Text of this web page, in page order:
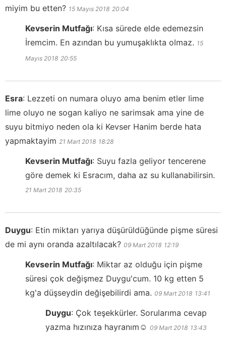
miyim bu etten? 15 Mayıs 2018 20:04
Kevserin Mutfağı: Kısa sürede elde edemezsin
İremcim. En azından bu yumuşaklıkta olmaz. 15
Mayıs 2018 20:55
Esra: Lezzeti on numara oluyo ama benim etler lime
lime oluyo ne sogan kaliyo ne sarimsak ama yine de
suyu bitmiyo neden ola ki Kevser Hanim berde hata
yapmaktayim 21 Mart 2018 18:28
Kevserin Mutfağı: Suyu fazla geliyor tencerene
göre demek ki Esracım, daha az su kullanabilirsin.
21 Mart 2018 20:35
Duygu: Etin miktarı yarıya düşürüldüğünde pişme süresi
de mi aynı oranda azaltılacak? 09 Mart 2018 12:19
Kevserin Mutfağı: Miktar az olduğu için pişme
süresi çok değişmez Duygu'cum. 10 kg etten 5
kg'a düşseydin değişebilirdi ama. 09 Mart 2018 13:41
Duygu: Çok teşekkürler. Sorularıma cevap
yazma hızınıza hayranım☺️ 09 Mart 2018 13:43